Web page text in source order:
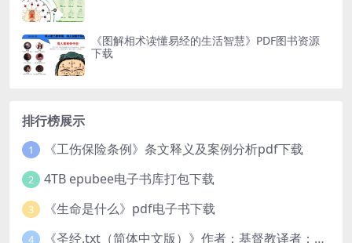
《图解相术读懂易经的生活智慧》PDF图书资源
下载
排行榜展示
1 《工伤保险条例》条文释义及案例分析pdf下载
2 4TB epubee电子书库打包下载
3 《生命是什么》pdf电子书下载
4 《圣经.txt（简体中文版）》作者：基督教译者：中国基督教协会